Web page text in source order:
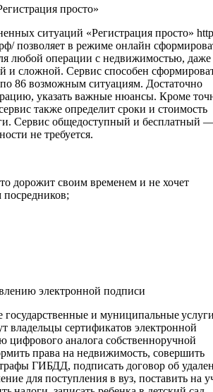
просто»
ситуаций «Регистрация просто»
позволяет в режиме онлайн
любой операции с недвижимостью, даже
и сложной. Сервис способен
86 возможным ситуациям. Достаточно
указать важные нюансы. Кроме
также определит сроки и стоимость
Сервис общедоступный и бесплатный
не требуется.
дорожит своим временем и не хочет
посредников;
электронной подписи
государственные и муниципальные
владельцы сертификатов электронной
аналога собственноручной
права на недвижимость, совершить
ГИБДД, подписать договор об
для поступления в вуз, поставить на